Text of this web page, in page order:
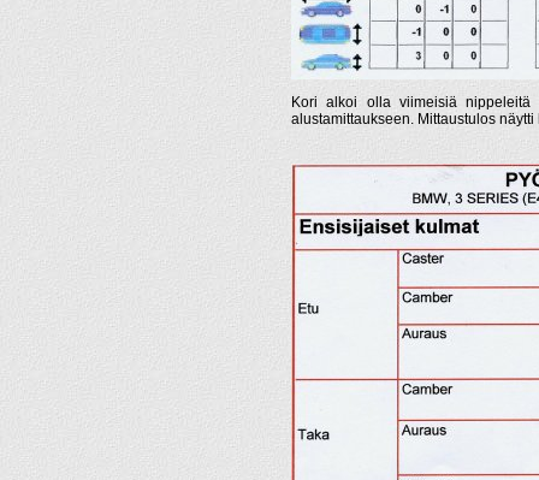
Kori alkoi olla viimeisiä nippeleitä
alustamittaukseen. Mittaustulos